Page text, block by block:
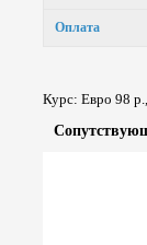
Оплата
Курс: Евро 98